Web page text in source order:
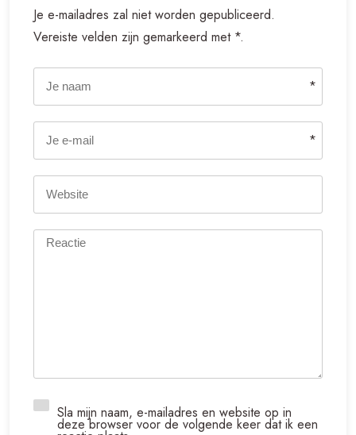
Je e-mailadres zal niet worden gepubliceerd.
Vereiste velden zijn gemarkeerd met *.
*
*
Sla mijn naam, e-mailadres en website op in
deze browser voor de volgende keer dat ik een